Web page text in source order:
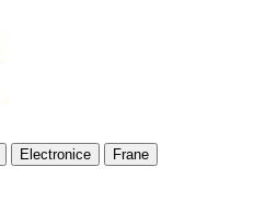
Electronice
Frane